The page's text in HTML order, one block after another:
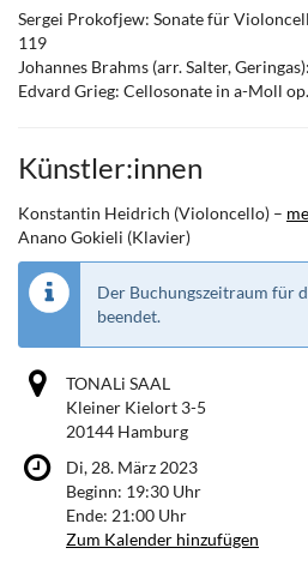
Sergei Prokofjew: Sonate für
119
Johannes Brahms (arr. Salter,
Edvard Grieg: Cellosonate in a-Moll
Künstler:innen
Konstantin Heidrich (Violoncello) –
Anano Gokieli (Klavier)
Der Buchungszeitraum für
beendet.
TONALi SAAL
Kleiner Kielort 3-5
20144 Hamburg
Di, 28. März 2023
Beginn: 19:30 Uhr
Ende: 21:00 Uhr
Zum Kalender hinzufügen